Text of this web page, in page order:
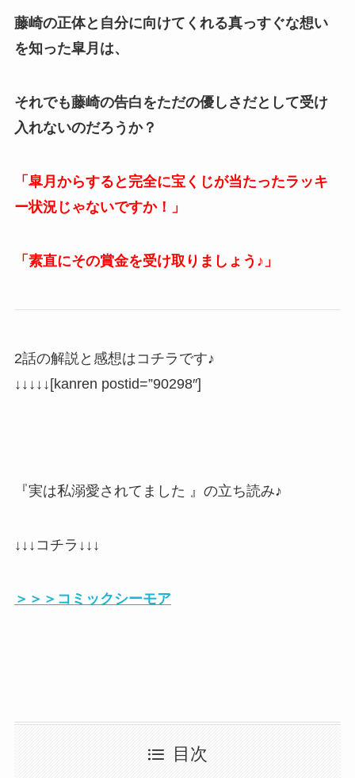
藤崎の正体と自分に向けてくれる真っすぐな想い
を知った皐月は、
それでも藤崎の告白をただの優しさだとして受け
入れないのだろうか？
「皐月からすると完全に宝くじが当たったラッキ
ー状況じゃないですか！」
「素直にその賞金を受け取りましょう♪」
2話の解説と感想はコチラです♪
↓↓↓↓↓[kanren postid=”90298″]
『実は私溺愛されてました 』の立ち読み♪
↓↓↓コチラ↓↓↓
＞＞＞コミックシーモア
目次